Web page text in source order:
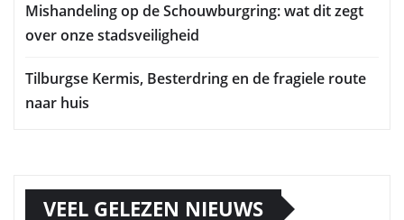
Mishandeling op de Schouwburgring: wat dit zegt
over onze stadsveiligheid
Tilburgse Kermis, Besterdring en de fragiele route
naar huis
VEEL GELEZEN NIEUWS